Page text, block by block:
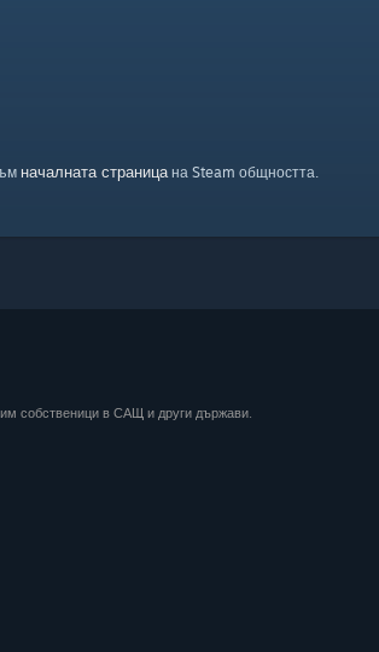
началната страницана Steam общността.
собственици в САЩ и други държави.